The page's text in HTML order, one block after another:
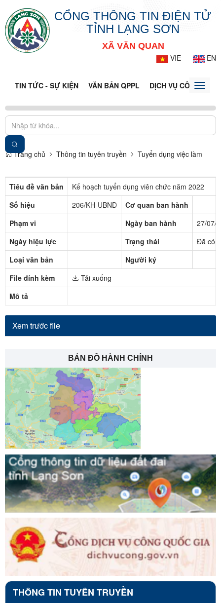
CỔNG THÔNG TIN ĐIỆN TỬ
TỈNH LẠNG SƠN
XÃ VĂN QUAN
VIE
EN
TIN TỨC - SỰ KIỆN VĂN BẢN QPPL DỊCH VỤ CÔNGToggle
Trang chủ Thông tin tuyên truyền Tuyển dụng việc làm
Tiêu đề văn bản
Kế hoạch tuyển dụng viên chức năm 2022
Số hiệu
206/KH-UBND
Cơ quan ban hành
Phạm vi
Ngày ban hành
27/07/
Ngày hiệu lực
Trạng thái
Đã có
Loại văn bản
Người ký
File đính kèm
Tải xuống
Mô tả
Xem trước file
BẢN ĐỒ HÀNH CHÍNH
THÔNG TIN TUYÊN TRUYỀN